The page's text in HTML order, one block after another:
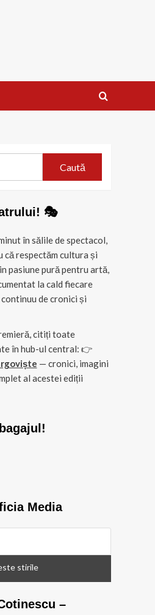
🎭
în sălile de spectacol,
că respectăm cultura și
pasiune pură pentru artă,
la cald fiecare
de cronici și
citiți toate
în hub-ul central: 👉
— cronici, imagini
al acestei ediții
Media
–